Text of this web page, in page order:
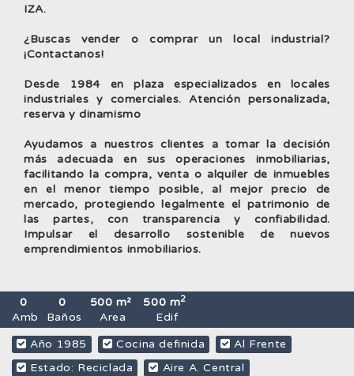
IZA.
¿Buscas vender o comprar un local industrial?
¡Contactanos!
Desde 1984 en plaza especializados en locales
industriales y comerciales. Atención personalizada,
reserva y dinamismo
Ayudamos a nuestros clientes a tomar la decisión
más adecuada en sus operaciones inmobiliarias,
facilitando la compra, venta o alquiler de inmuebles
en el menor tiempo posible, al mejor precio de
mercado, protegiendo legalmente el patrimonio de
las partes, con transparencia y confiabilidad.
Impulsar el desarrollo sostenible de nuevos
emprendimientos inmobiliarios.
0
Amb
0
Baños
500 m²
Area
500 m2
Edif
Año 1985
Cocina definida
Al Frente
Estado: Reciclada
Aire A. Central